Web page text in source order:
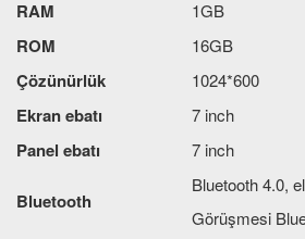
RAM 1GB
ROM 16GB
Çözünürlük 1024*600
Ekran ebatı 7 inch
Panel ebatı 7 inch
Bluetooth
Bluetooth 4.0,
Görüşmesi